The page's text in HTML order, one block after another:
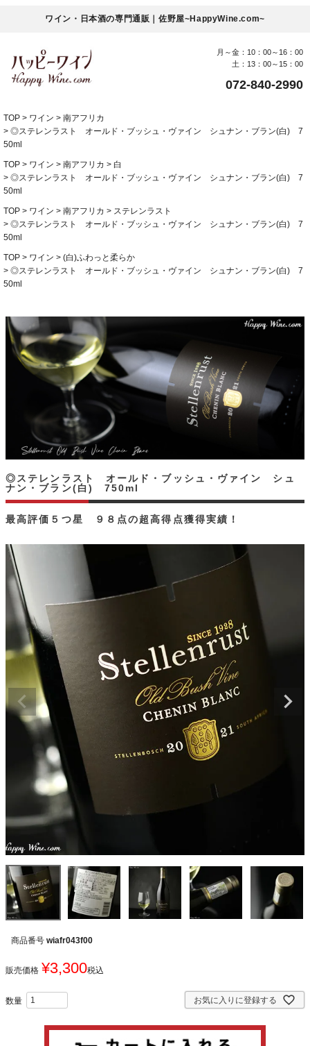
ワイン・日本酒の専門通販｜佐野屋~HappyWine.com~
月～金：10：00～16：00
土：13：00～15：00
072-840-2990
TOP ワイン
南アフリカ
◎ステレンラスト オールド・ブッシュ・ヴァイン シュナン・ブラン(白) 7
50ml
TOP ワイン 南アフリカ
白
◎ステレンラスト オールド・ブッシュ・ヴァイン シュナン・ブラン(白) 7
50ml
TOP ワイン 南アフリカ
ステレンラスト
◎ステレンラスト オールド・ブッシュ・ヴァイン シュナン・ブラン(白) 7
50ml
TOP ワイン
(白)ふわっと柔らか
◎ステレンラスト オールド・ブッシュ・ヴァイン シュナン・ブラン(白) 7
50ml
最高評価５つ星 ９８点の超高得点獲得実績！
◎ステレンラスト オールド・ブッシュ・ヴァイン シュ
ナン・ブラン(白) 750ml
商品番号 wiafr043f00
販売価格 ¥3,300税込
お気に入りに登録する